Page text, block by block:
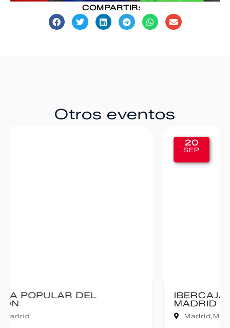
COMPARTIR:
Otros eventos
IBERCAJA MADRID CORRE POR